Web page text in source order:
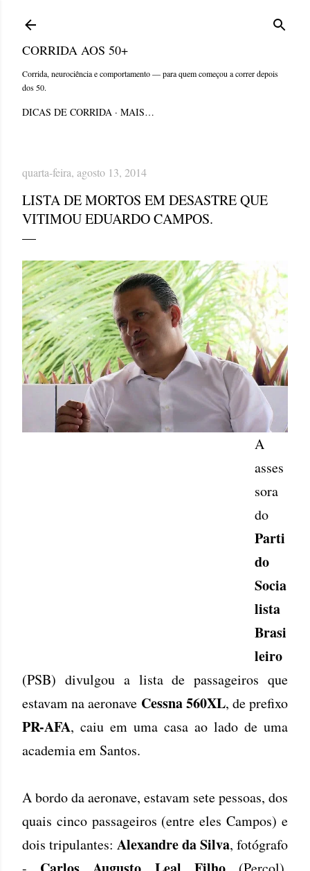
CORRIDA AOS 50+
Corrida, neurociência e comportamento — para quem começou a correr depois
dos 50.
DICAS DE CORRIDA MAIS…
quarta-feira, agosto 13, 2014
LISTA DE MORTOS EM DESASTRE QUE
VITIMOU EDUARDO CAMPOS.
A
asses
sora
do
Parti
do
Socia
lista
Brasi
leiro
(PSB) divulgou a lista de passageiros que
estavam na aeronave Cessna 560XL, de prefixo
PR-AFA, caiu em uma casa ao lado de uma
academia em Santos.
A bordo da aeronave, estavam sete pessoas, dos
quais cinco passageiros (entre eles Campos) e
dois tripulantes: Alexandre da Silva, fotógrafo